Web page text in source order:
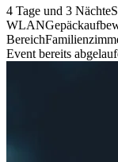
4 Tage und 3 Nächte
WLAN
Bereich
Event bereits